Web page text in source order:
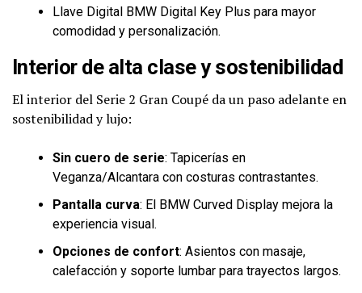
Llave Digital BMW Digital Key Plus para mayor
comodidad y personalización.
Interior de alta clase y sostenibilidad
El interior del Serie 2 Gran Coupé da un paso adelante en
sostenibilidad y lujo:
Sin cuero de serie: Tapicerías en
Veganza/Alcantara con costuras contrastantes.
Pantalla curva: El BMW Curved Display mejora la
experiencia visual.
Opciones de confort: Asientos con masaje,
calefacción y soporte lumbar para trayectos largos.